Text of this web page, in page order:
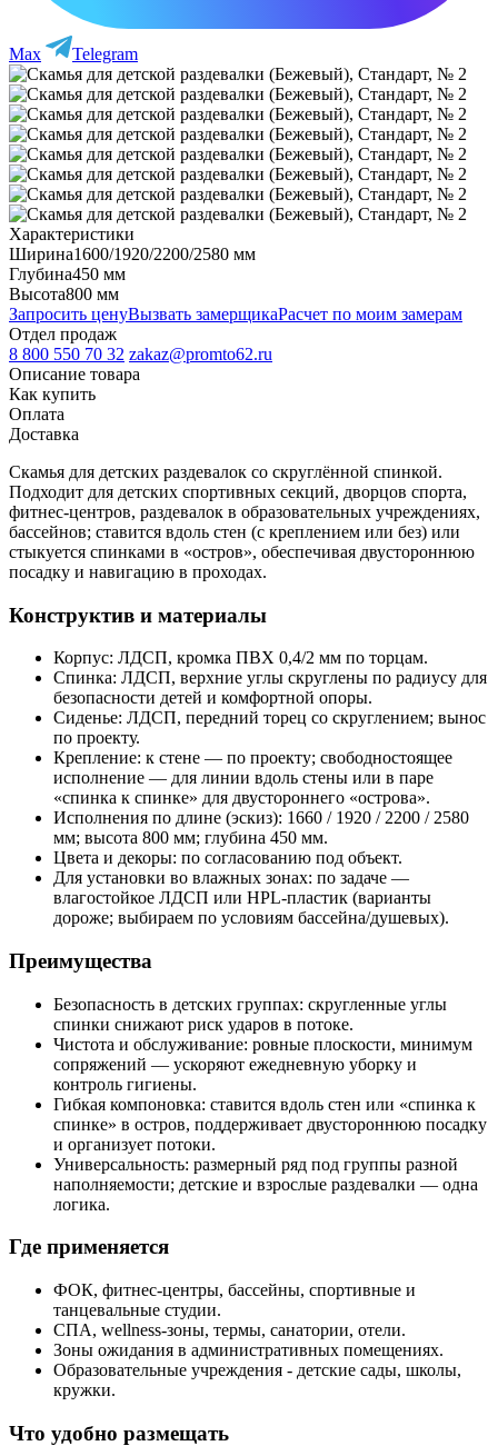
Max Telegram
Характеристики
Ширина1600/1920/2200/2580 мм
Глубина450 мм
Высота800 мм
Запросить ценуВызвать замерщикаРасчет по моим замерам
Отдел продаж
8 800 550 70 32 zakaz@promto62.ru
Описание товара
Как купить
Оплата
Доставка
Скамья для детских раздевалок со скруглённой спинкой.
Подходит для детских спортивных секций, дворцов спорта,
фитнес-центров, раздевалок в образовательных учреждениях,
бассейнов; ставится вдоль стен (с креплением или без) или
стыкуется спинками в «остров», обеспечивая двустороннюю
посадку и навигацию в проходах.
Конструктив и материалы
Корпус: ЛДСП, кромка ПВХ 0,4/2 мм по торцам.
Спинка: ЛДСП, верхние углы скруглены по радиусу для
безопасности детей и комфортной опоры.
Сиденье: ЛДСП, передний торец со скруглением; вынос
по проекту.
Крепление: к стене — по проекту; свободностоящее
исполнение — для линии вдоль стены или в паре
«спинка к спинке» для двустороннего «острова».
Исполнения по длине (эскиз): 1660 / 1920 / 2200 / 2580
мм; высота 800 мм; глубина 450 мм.
Цвета и декоры: по согласованию под объект.
Для установки во влажных зонах: по задаче —
влагостойкое ЛДСП или HPL-пластик (варианты
дороже; выбираем по условиям бассейна/душевых).
Преимущества
Безопасность в детских группах: скругленные углы
спинки снижают риск ударов в потоке.
Чистота и обслуживание: ровные плоскости, минимум
сопряжений — ускоряют ежедневную уборку и
контроль гигиены.
Гибкая компоновка: ставится вдоль стен или «спинка к
спинке» в остров, поддерживает двустороннюю посадку
и организует потоки.
Универсальность: размерный ряд под группы разной
наполняемости; детские и взрослые раздевалки — одна
логика.
Где применяется
ФОК, фитнес-центры, бассейны, спортивные и
танцевальные студии.
СПА, wellness-зоны, термы, санатории, отели.
Зоны ожидания в административных помещениях.
Образовательные учреждения - детские сады, школы,
кружки.
Что удобно размещать